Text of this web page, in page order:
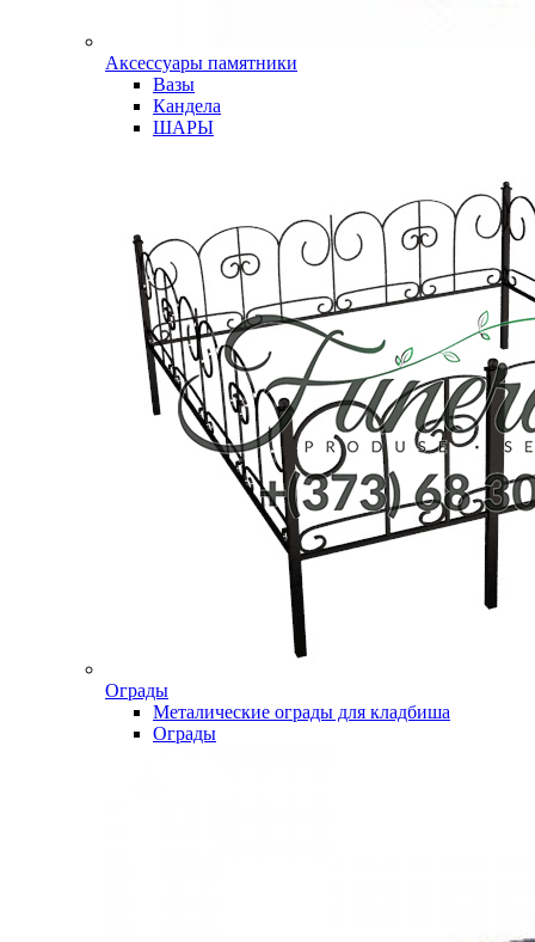
Аксессуары памятники
Вазы
Кандела
ШАРЫ
Ограды
Металические ограды для кладбиша
Ограды